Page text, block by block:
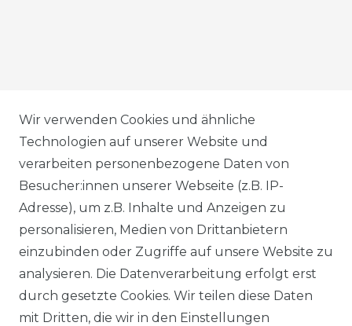
AGB
DATENSCHUTZERKLÄRUNG
WIDERRUFSRECHT
IMPRESSUM
Wir verwenden Cookies und ähnliche
Technologien auf unserer Website und
verarbeiten personenbezogene Daten von
Besucher:innen unserer Webseite (z.B. IP-
Adresse), um z.B. Inhalte und Anzeigen zu
personalisieren, Medien von Drittanbietern
einzubinden oder Zugriffe auf unsere Website zu
analysieren. Die Datenverarbeitung erfolgt erst
durch gesetzte Cookies. Wir teilen diese Daten
mit Dritten, die wir in den Einstellungen